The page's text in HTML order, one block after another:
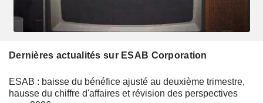
Dernières actualités sur ESAB Corporation
ESAB : baisse du bénéfice ajusté au deuxième trimestre,
hausse du chiffre d'affaires et révision des perspectives